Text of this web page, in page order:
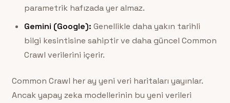
parametrik hafızada yer almaz.
Gemini (Google): Genellikle daha yakın tarihli
bilgi kesintisine sahiptir ve daha güncel Common
Crawl verilerini içerir.
Common Crawl her ay yeni veri haritaları yayınlar.
Ancak yapay zeka modellerinin bu yeni verileri